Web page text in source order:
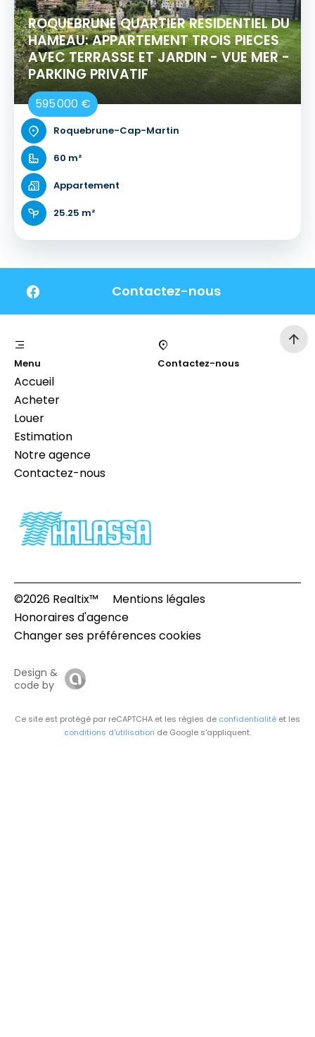
ROQUEBRUNE QUARTIER RESIDENTIEL DU
HAMEAU: APPARTEMENT TROIS PIECES
AVEC TERRASSE ET JARDIN - VUE MER -
PARKING PRIVATIF
595 000 €
Roquebrune-Cap-Martin
60 m²
Appartement
25.25 m²
Contactez-nous
Menu
Accueil
Acheter
Louer
Estimation
Notre agence
Contactez-nous
Contactez-nous
©2026 Realtix™
Mentions légales
Honoraires d'agence
Changer ses préférences cookies
Design &
code by
Ce site est protégé par reCAPTCHA et les règles de confidentialité et les
conditions d'utilisation de Google s'appliquent.